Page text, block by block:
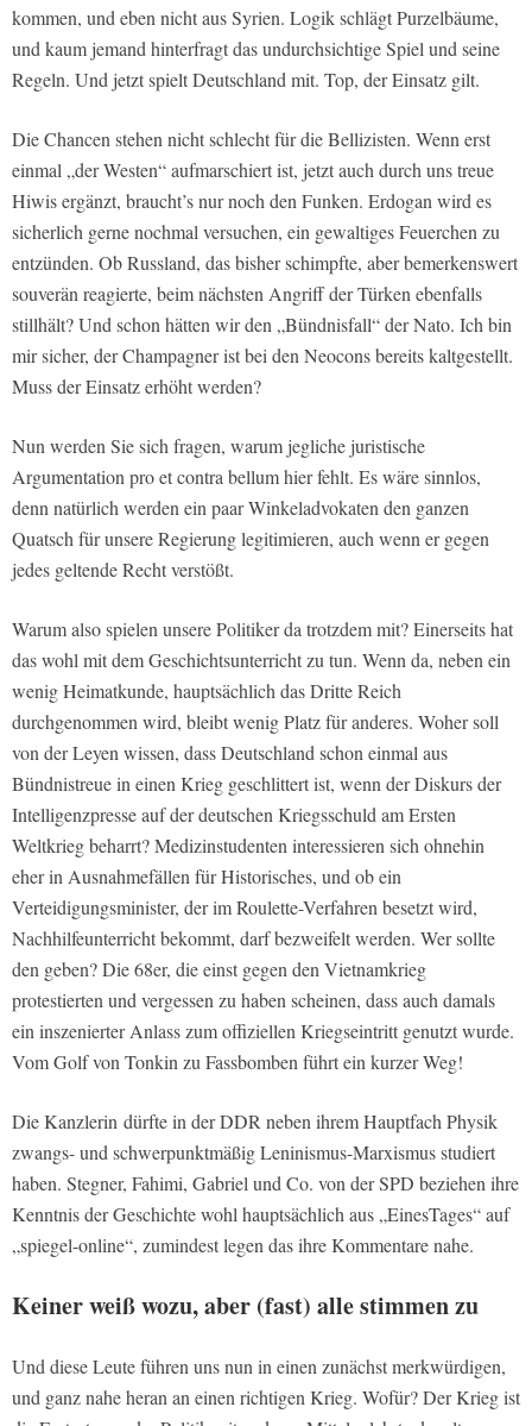
kommen, und eben nicht aus Syrien. Logik schlägt Purzelbäume,
und kaum jemand hinterfragt das undurchsichtige Spiel und seine
Regeln. Und jetzt spielt Deutschland mit. Top, der Einsatz gilt.
Die Chancen stehen nicht schlecht für die Bellizisten. Wenn erst
einmal „der Westen“ aufmarschiert ist, jetzt auch durch uns treue
Hiwis ergänzt, braucht’s nur noch den Funken. Erdogan wird es
sicherlich gerne nochmal versuchen, ein gewaltiges Feuerchen zu
entzünden. Ob Russland, das bisher schimpfte, aber bemerkenswert
souverän reagierte, beim nächsten Angriff der Türken ebenfalls
stillhält? Und schon hätten wir den „Bündnisfall“ der Nato. Ich bin
mir sicher, der Champagner ist bei den Neocons bereits kaltgestellt.
Muss der Einsatz erhöht werden?
Nun werden Sie sich fragen, warum jegliche juristische
Argumentation pro et contra bellum hier fehlt. Es wäre sinnlos,
denn natürlich werden ein paar Winkeladvokaten den ganzen
Quatsch für unsere Regierung legitimieren, auch wenn er gegen
jedes geltende Recht verstößt.
Warum also spielen unsere Politiker da trotzdem mit? Einerseits hat
das wohl mit dem Geschichtsunterricht zu tun. Wenn da, neben ein
wenig Heimatkunde, hauptsächlich das Dritte Reich
durchgenommen wird, bleibt wenig Platz für anderes. Woher soll
von der Leyen wissen, dass Deutschland schon einmal aus
Bündnistreue in einen Krieg geschlittert ist, wenn der Diskurs der
Intelligenzpresse auf der deutschen Kriegsschuld am Ersten
Weltkrieg beharrt? Medizinstudenten interessieren sich ohnehin
eher in Ausnahmefällen für Historisches, und ob ein
Verteidigungsminister, der im Roulette-Verfahren besetzt wird,
Nachhilfeunterricht bekommt, darf bezweifelt werden. Wer sollte
den geben? Die 68er, die einst gegen den Vietnamkrieg
protestierten und vergessen zu haben scheinen, dass auch damals
ein inszenierter Anlass zum offiziellen Kriegseintritt genutzt wurde.
Vom Golf von Tonkin zu Fassbomben führt ein kurzer Weg!
Die Kanzlerin dürfte in der DDR neben ihrem Hauptfach Physik
zwangs- und schwerpunktmäßig Leninismus-Marxismus studiert
haben. Stegner, Fahimi, Gabriel und Co. von der SPD beziehen ihre
Kenntnis der Geschichte wohl hauptsächlich aus „EinesTages“ auf
„spiegel-online“, zumindest legen das ihre Kommentare nahe.
Keiner weiß wozu, aber (fast) alle stimmen zu
Und diese Leute führen uns nun in einen zunächst merkwürdigen,
und ganz nahe heran an einen richtigen Krieg. Wofür? Der Krieg ist